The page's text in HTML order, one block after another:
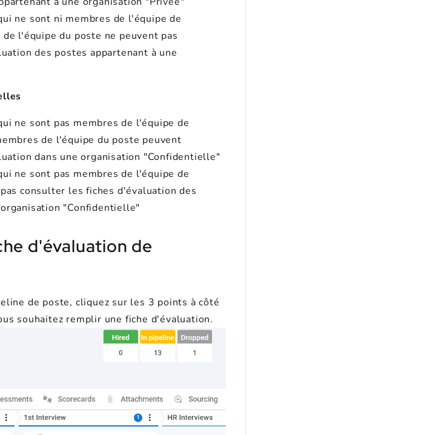
ne sont ni membres de l'équipe de
l'équipe du poste ne peuvent pas
des postes appartenant à une
ne sont pas membres de l'équipe de
de l'équipe du poste peuvent
dans une organisation "Confidentielle"
ne sont pas membres de l'équipe de
consulter les fiches d'évaluation des
"Confidentielle"
d'évaluation de
de poste, cliquez sur les 3 points à côté
souhaitez remplir une fiche d'évaluation.